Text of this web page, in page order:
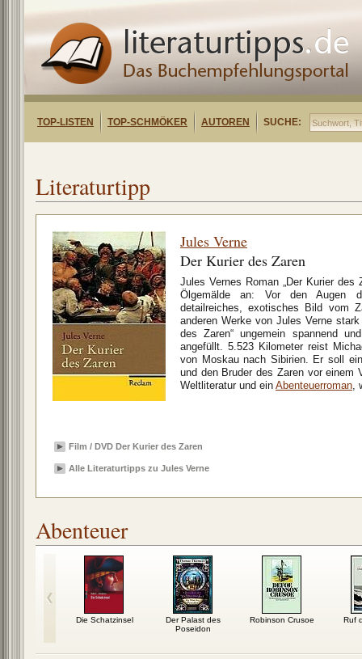
TOP-LISTEN TOP-SCHMÖKER AUTOREN SUCHE:
Literaturtipp
Jules Verne
Der Kurier des Zaren
Jules Vernes Roman „Der Kurier des
Ölgemälde an: Vor den Augen
detailreiches, exotisches Bild vom
anderen Werke von Jules Verne
des Zaren“ ungemein spannend
angefüllt. 5.523 Kilometer reist
von Moskau nach Sibirien. Er soll
und den Bruder des Zaren vor einem
Weltliteratur und ein Abenteuerroman,
Film / DVD Der Kurier des Zaren
Alle Literaturtipps zu Jules Verne
Abenteuer
Die Schatzinsel
Der Palast des
Poseidon
Robinson Crusoe Ruf